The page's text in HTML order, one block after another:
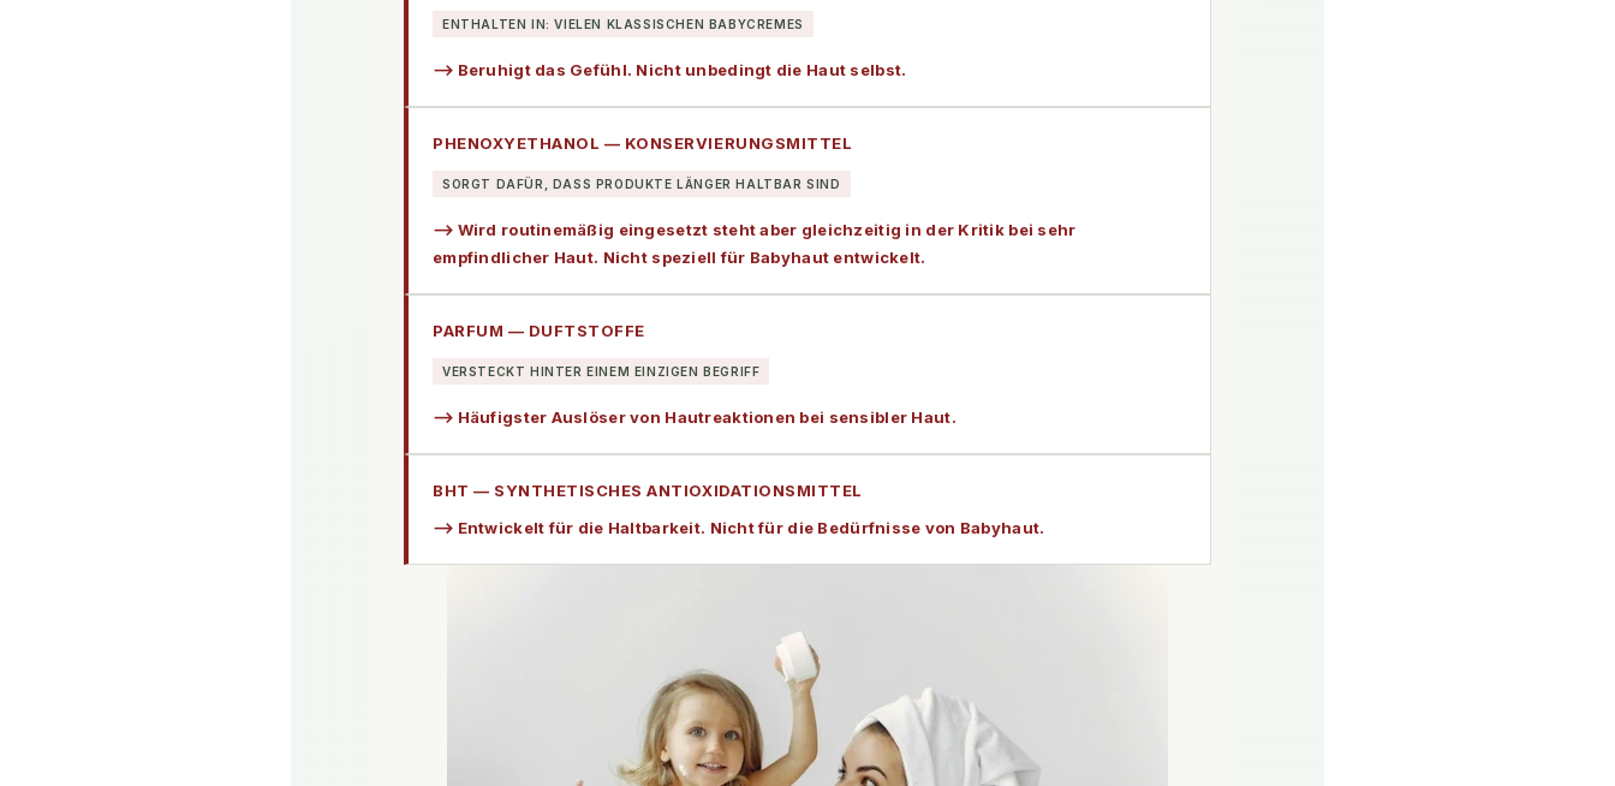
ENTHALTEN IN: VIELEN KLASSISCHEN BABYCREMES
⟶ Beruhigt das Gefühl. Nicht unbedingt die Haut selbst.
PHENOXYETHANOL — KONSERVIERUNGSMITTEL
SORGT DAFÜR, DASS PRODUKTE LÄNGER HALTBAR SIND
⟶ Wird routinemäßig eingesetzt steht aber gleichzeitig in der Kritik bei sehr
empfindlicher Haut. Nicht speziell für Babyhaut entwickelt.
PARFUM — DUFTSTOFFE
VERSTECKT HINTER EINEM EINZIGEN BEGRIFF
⟶ Häufigster Auslöser von Hautreaktionen bei sensibler Haut.
BHT — SYNTHETISCHES ANTIOXIDATIONSMITTEL
⟶ Entwickelt für die Haltbarkeit. Nicht für die Bedürfnisse von Babyhaut.